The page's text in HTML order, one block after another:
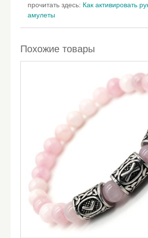
прочитать здесь: Как активировать
амулеты
Похожие товары